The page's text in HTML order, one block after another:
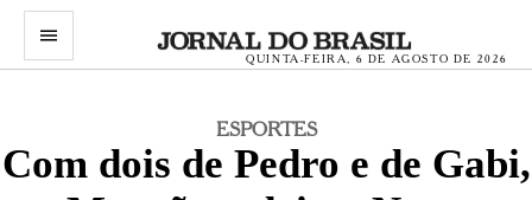
menu
QUINTA-FEIRA, 6 DE AGOSTO DE 2026
ESPORTES
Com dois de Pedro e de Gabi,